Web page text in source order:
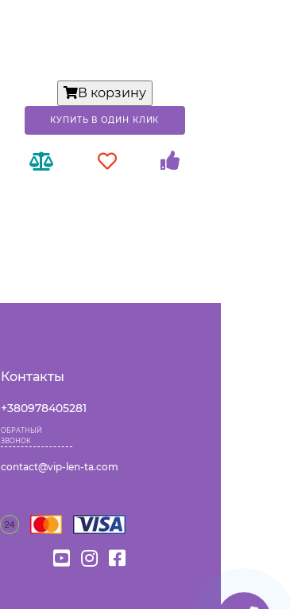
В корзину
КУПИТЬ В ОДИН КЛИК
Контакты
+380978405281
ОБРАТНЫЙ
ЗВОНОК
contact@vip-len-ta.com